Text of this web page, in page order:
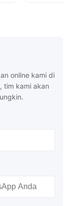
online kami di
tim kami akan